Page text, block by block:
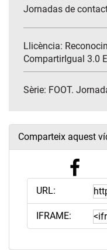
Jornadas de
Llicència:
CompartirIgual 3.0
Sèrie: FOOT.
Comparteix aquest
URL:
IFRAME: